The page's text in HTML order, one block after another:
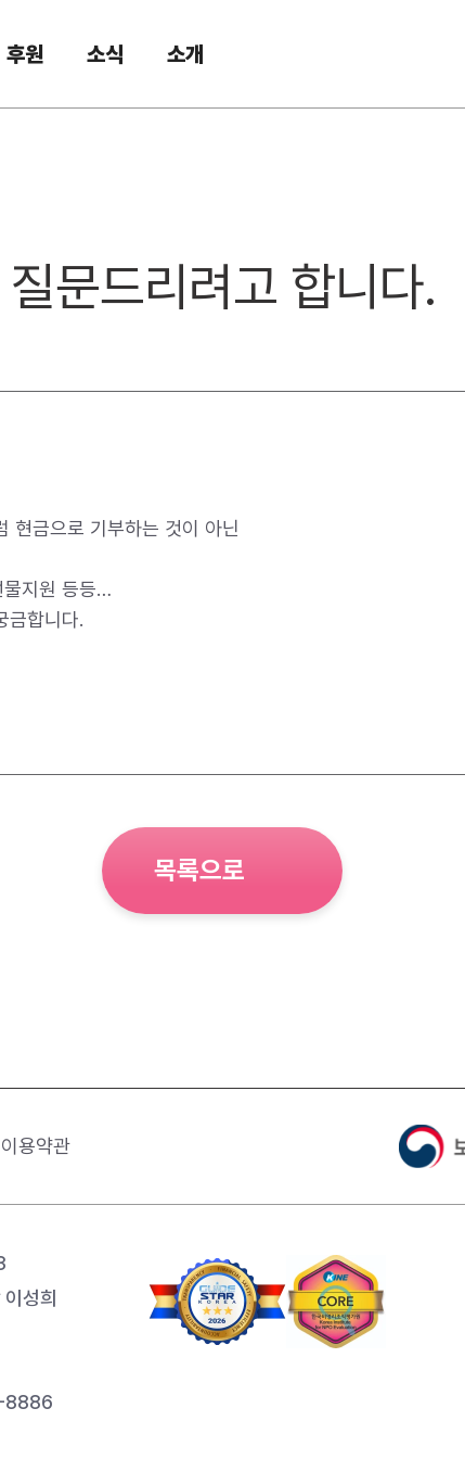
후원 소식 소개
문드리려고 합니다.
현금으로 기부하는 것이 아닌
물지원 등등…
금합니다.
목록으로
이용약관
성희
8886